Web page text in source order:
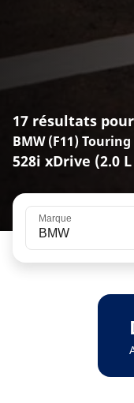
17 résultats
BMW (F11) Touring
528i xDrive (2.0 L
Marque
BMW